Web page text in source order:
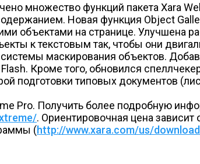
множество функций пакета Xara
Новая функция Object
объектами на странице. Улучшена
к текстовым так, чтобы они
маскирования объектов.
Кроме того, обновился
подготовки типовых документов
Pro. Получить более подробную
. Ориентировочная цена
(http://www.xara.com/us/